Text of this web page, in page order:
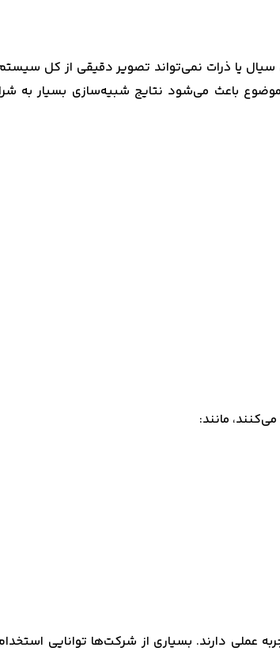
باعث می‌شود نتایج شبیه‌سازی بسیار به
مانند:
عملی دارند. بسیاری از شرکت‌ها توانایی